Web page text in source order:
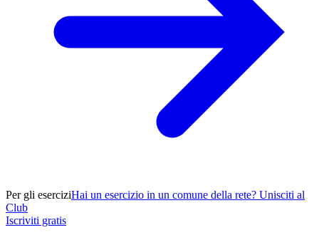
Per gli eserciziHai un esercizio in un comune della rete? Unisciti al
Club
Iscriviti gratis